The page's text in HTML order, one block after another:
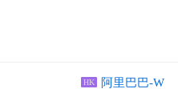
HK 阿里巴巴-W